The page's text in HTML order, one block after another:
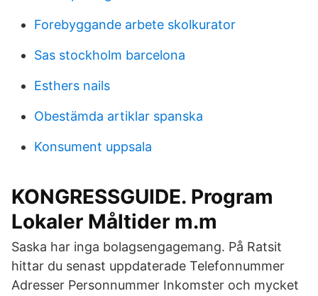
Forebyggande arbete skolkurator
Sas stockholm barcelona
Esthers nails
Obestämda artiklar spanska
Konsument uppsala
KONGRESSGUIDE. Program
Lokaler Måltider m.m
Saska har inga bolagsengagemang. På Ratsit
hittar du senast uppdaterade Telefonnummer
Adresser Personnummer Inkomster och mycket